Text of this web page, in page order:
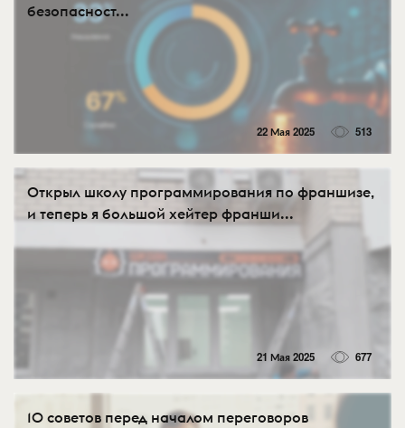
безопасност...
22 Мая 2025 513
Открыл школу программирования по франшизе,
и теперь я большой хейтер франши...
21 Мая 2025 677
10 советов перед началом переговоров